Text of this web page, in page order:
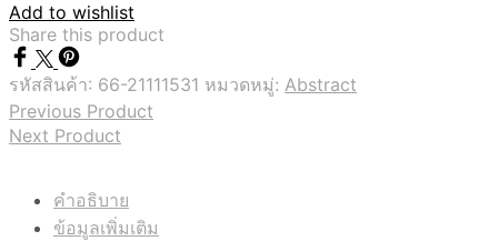
Add to wishlist
Share this product
รหัสสินค้า: 66-21111531 หมวดหมู่: Abstract
Previous Product
Next Product
คำอธิบาย
ข้อมูลเพิ่มเติม